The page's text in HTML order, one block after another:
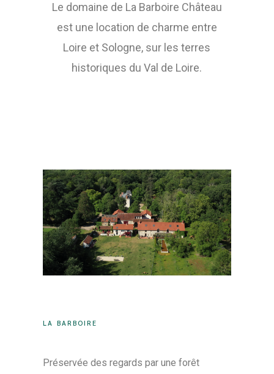
Le domaine de La Barboire Château
est une location de charme entre
Loire et Sologne, sur les terres
historiques du Val de Loire.
LA BARBOIRE
Préservée des regards par une forêt